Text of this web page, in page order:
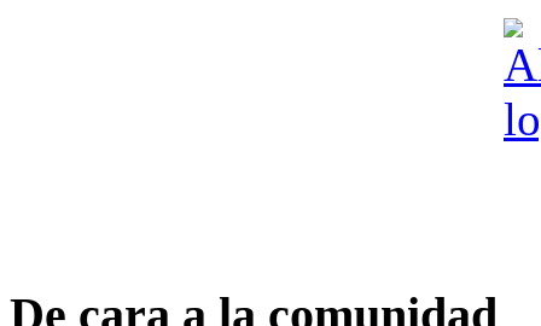
De cara a la comunidad